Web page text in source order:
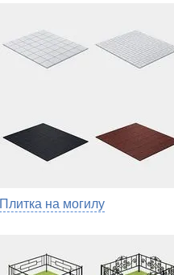
Плитка на могилу